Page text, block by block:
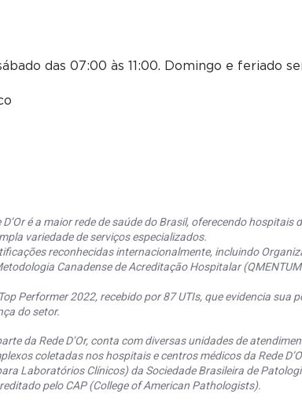
das 07:00 às 11:00. Domingo e feriado
é a maior rede de saúde do Brasil, oferecendo hospitais
variedade de serviços especializados.
reconhecidas internacionalmente, incluindo
Canadense de Acreditação Hospitalar (QMENTUM
Performer 2022, recebido por 87 UTIs, que evidencia sua
do setor.
da Rede D’Or, conta com diversas unidades de
coletadas nos hospitais e centros médicos da Rede
Laboratórios Clínicos) da Sociedade Brasileira de
pelo CAP (College of American Pathologists).